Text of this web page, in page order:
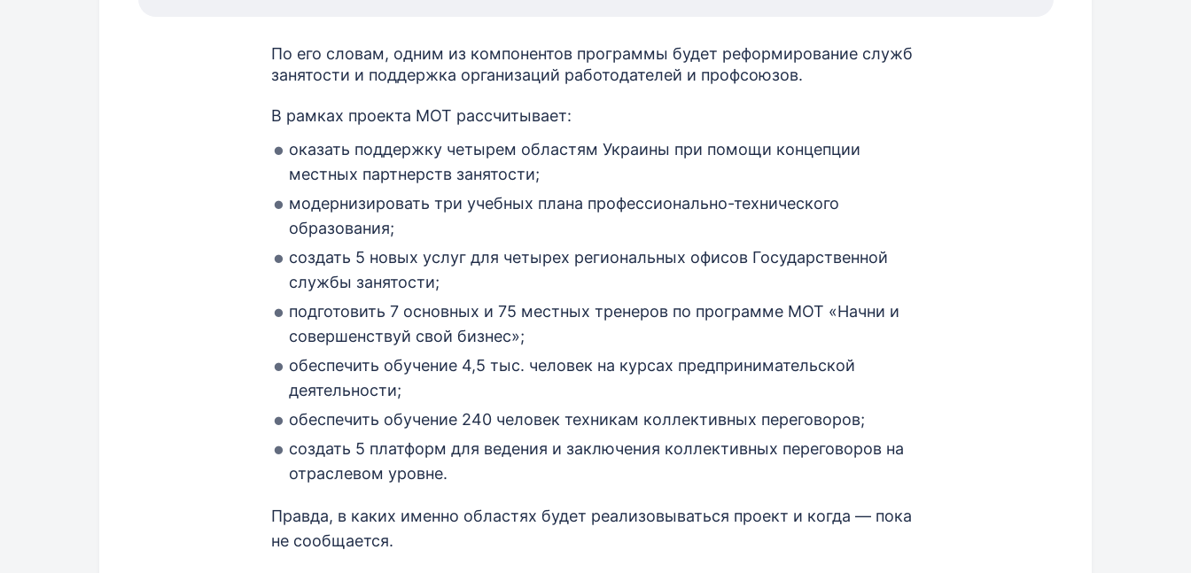
По его словам, одним из компонентов программы будет реформирование служб
занятости и поддержка организаций работодателей и профсоюзов.
В рамках проекта МОТ рассчитывает:
оказать поддержку четырем областям Украины при помощи концепции
местных партнерств занятости;
модернизировать три учебных плана профессионально-технического
образования;
создать 5 новых услуг для четырех региональных офисов Государственной
службы занятости;
подготовить 7 основных и 75 местных тренеров по программе МОТ «Начни и
совершенствуй свой бизнес»;
обеспечить обучение 4,5 тыс. человек на курсах предпринимательской
деятельности;
обеспечить обучение 240 человек техникам коллективных переговоров;
создать 5 платформ для ведения и заключения коллективных переговоров на
отраслевом уровне.
Правда, в каких именно областях будет реализовываться проект и когда — пока
не сообщается.